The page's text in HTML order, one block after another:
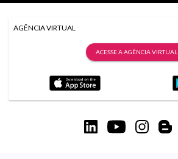
AGÊNCIA VIRTUAL
ACESSE A AGÊNCIA VIRTUAL